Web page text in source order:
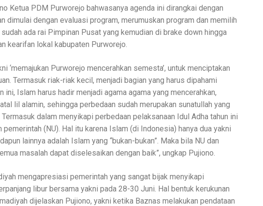
Ketua PDM Purworejo bahwasanya agenda ini dirangkai dengan
dimulai dengan evaluasi program, merumuskan program dan memilih
ada rai Pimpinan Pusat yang kemudian di brake down hingga
kearifan lokal kabupaten Purworejo.
‘memajukan Purworejo mencerahkan semesta’, untuk menciptakan
Termasuk riak-riak kecil, menjadi bagian yang harus dipahami
ini, Islam harus hadir menjadi agama agama yang mencerahkan,
lil alamin, sehingga perbedaan sudah merupakan sunatullah yang
dalam menyikapi perbedaan pelaksanaan Idul Adha tahun ini
pemerintah (NU). Hal itu karena Islam (di Indonesia) hanya dua yakni
lainnya adalah Islam yang “bukan-bukan”. Maka bila NU dan
masalah dapat diselesaikan dengan baik”, ungkap Pujiono.
mengapresiasi pemerintah yang sangat bijak menyikapi
libur bersama yakni pada 28-30 Juni. Hal bentuk kerukunan
dijelaskan Pujiono, yakni ketika Baznas melakukan pendataan